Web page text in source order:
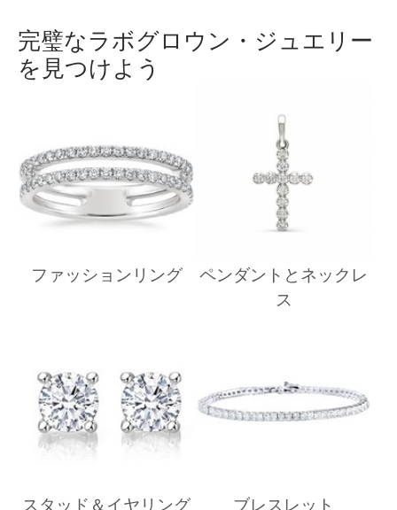
ファッションリング
ペンダントとネックレ
ス
完璧なラボグロウン・ジュエリー
を見つけよう